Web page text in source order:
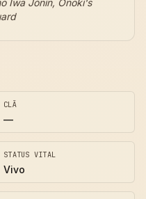
Iwa Jōnin, Ōnoki's
CLÃ
—
STATUS VITAL
Vivo